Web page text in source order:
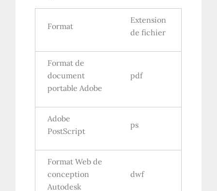
Format
Extension
de fichier
Format de
document
portable Adobe
pdf
Adobe
PostScript
ps
Format Web de
conception
Autodesk
dwf